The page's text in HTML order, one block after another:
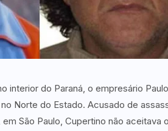
interior do Paraná, o empresário
Norte do Estado. Acusado de
São Paulo, Cupertino não aceitava